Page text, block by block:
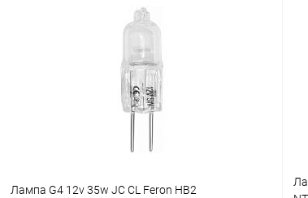
Лампа G4 12v 35w JC CL Feron HB2